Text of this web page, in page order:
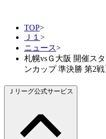
TOP>
Ｊ１ >
ニュース>
札幌vsＧ大阪 開催ス
ンカップ 準決勝 第2戦
Ｊリーグ公式サービス